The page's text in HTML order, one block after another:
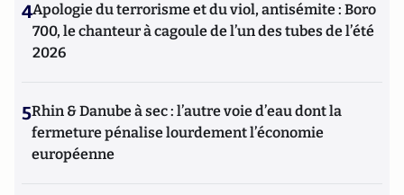
4Apologie du terrorisme et du viol, antisémite : Boro
700, le chanteur à cagoule de l’un des tubes de l’été
2026
5Rhin & Danube à sec : l’autre voie d’eau dont la
fermeture pénalise lourdement l’économie
européenne